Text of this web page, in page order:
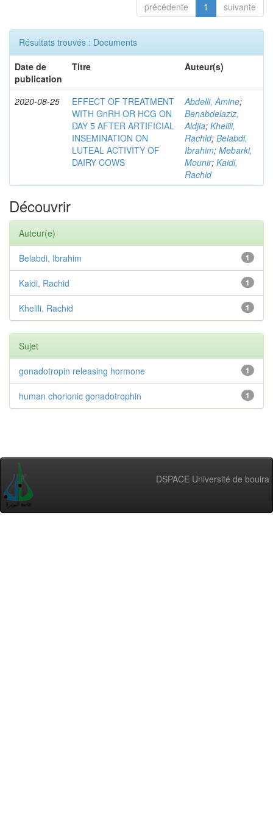
précédente 1 suivante
Résultats trouvés : Documents
Date de
publication
Titre Auteur(s)
2020-08-25
EFFECT OF TREATMENT
WITH GnRH OR HCG ON
DAY 5 AFTER ARTIFICIAL
INSEMINATION ON
LUTEAL ACTIVITY OF
DAIRY COWS
Abdelli, Amine;
Benabdelaziz,
Aldjia; Khelili,
Rachid; Belabdi,
Ibrahim; Mebarki,
Mounir; Kaidi,
Rachid
Découvrir
Auteur(e)
1
Belabdi, Ibrahim
1
Kaidi, Rachid
1
Khelili, Rachid
Sujet
1
gonadotropin releasing hormone
1
human chorionic gonadotrophin
DSPACE Université de bouira